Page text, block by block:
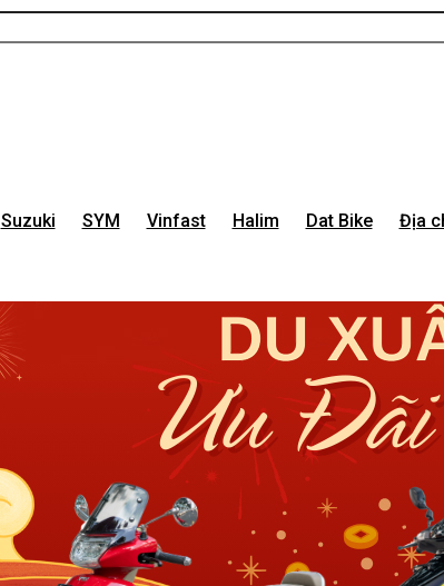
Suzuki SYM Vinfast Halim Dat Bike Địa